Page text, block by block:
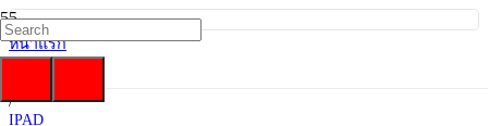
หน้าแรก
/
/
IPAD